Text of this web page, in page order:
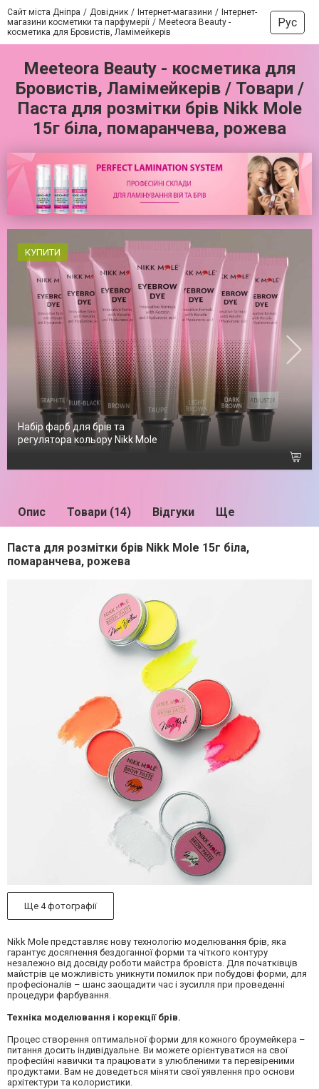
Сайт міста Дніпра Довідник Інтернет-магазини
Інтернет-
магазини косметики та парфумерії
Meeteora Beauty -
косметика для Бровистів, Ламімейкерів
Рус
Meeteora Beauty - косметика для
Бровистів, Ламімейкерів / Товари /
Паста для розмітки брів Nikk Mole
15г біла, помаранчева, рожева
КУПИТИ
Набір фарб для брів та
регулятора кольору Nikk Mole
Опис Товари (14) Відгуки Ще
Паста для розмітки брів Nikk Mole 15г біла,
помаранчева, рожева
Ще 4 фотографії
Nikk Mole представляє нову технологію моделювання брів, яка
гарантує досягнення бездоганної форми та чіткого контуру
незалежно від досвіду роботи майстра бровіста. Для початківців
майстрів це можливість уникнути помилок при побудові форми, для
професіоналів – шанс заощадити час і зусилля при проведенні
процедури фарбування.
Техніка моделювання і корекції брів.
Процес створення оптимальної форми для кожного броумейкера –
питання досить індивідуальне. Ви можете орієнтуватися на свої
професійні навички та працювати з улюбленими та перевіреними
продуктами. Вам не доведеться міняти свої уявлення про основи
архітектури та колористики.